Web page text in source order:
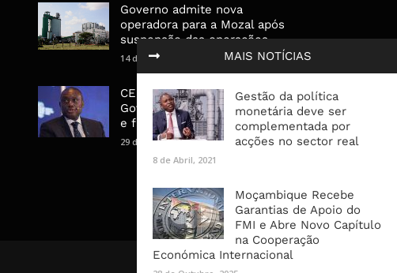
MAIS NOTÍCIAS
Gestão da política
monetária deve ser
complementada por
acções no sector real
8 de Abril, 2021
Moçambique Recebe
Garantias de Apoio do
FMI e Abre Novo Capítulo
na Cooperação
Económica Internacional
Governo admite nova
operadora para a Mozal após
suspensão das operações
14 de Março, 2026
CEO do Standard Bank pede ao
Governo que “saia do caminho”
e facilite os negócios
29 de Janeiro, 2025